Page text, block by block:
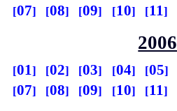
07
08 09 10 11
2006
01 02 03 04 05
07
08 09 10 11